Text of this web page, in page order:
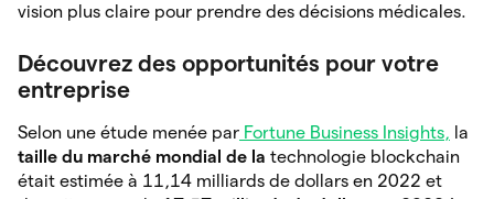
vision plus claire pour prendre des décisions médicales.
Découvrez des opportunités pour votre
entreprise
Selon une étude menée par Fortune Business Insights, la
taille du marché mondial de la technologie blockchain
était estimée à 11,14 milliards de dollars en 2022 et